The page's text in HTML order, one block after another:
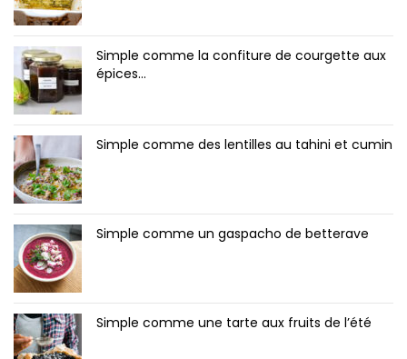
Simple comme la confiture de courgette aux
épices...
Simple comme des lentilles au tahini et cumin
Simple comme un gaspacho de betterave
Simple comme une tarte aux fruits de l’été